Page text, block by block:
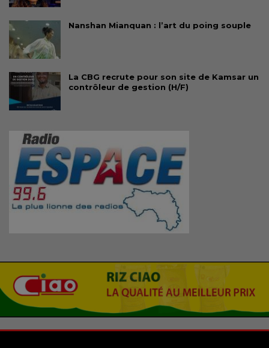
Nanshan Mianquan : l’art du poing souple
La CBG recrute pour son site de Kamsar un
contrôleur de gestion (H/F)